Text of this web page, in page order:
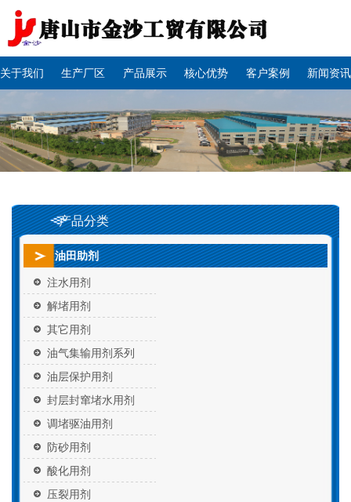
关于我们 生产厂区 产品展示 核心优势 客户案例 新闻资讯
产品分类
油田助剂
注水用剂
解堵用剂
其它用剂
油气集输用剂系列
油层保护用剂
封层封窜堵水用剂
调堵驱油用剂
防砂用剂
酸化用剂
压裂用剂